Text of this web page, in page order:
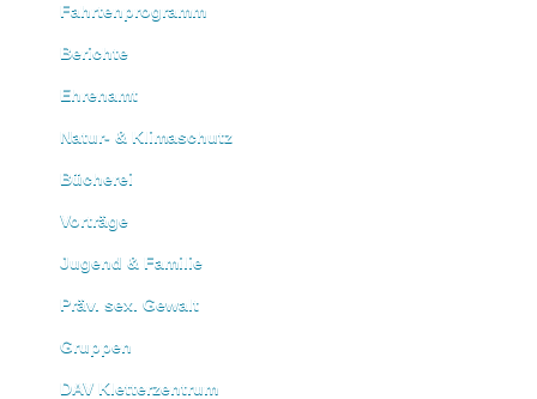
Fahrtenprogramm
Berichte
Ehrenamt
Natur- & Klimaschutz
Bücherei
Vorträge
Jugend & Familie
Präv. sex. Gewalt
Gruppen
DAV Kletterzentrum